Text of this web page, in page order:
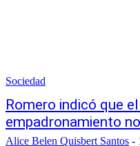
Sociedad
Romero indicó que
empadronamiento
Alice Belen Quisbert Santos -